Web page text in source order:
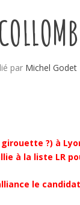
par Michel Godet
?) à
à la liste LR
le